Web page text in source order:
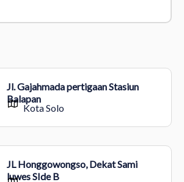
Jl. Gajahmada pertigaan Stasiun
Balapan
Kota Solo
JL Honggowongso, Dekat Sami
luwes SIde B